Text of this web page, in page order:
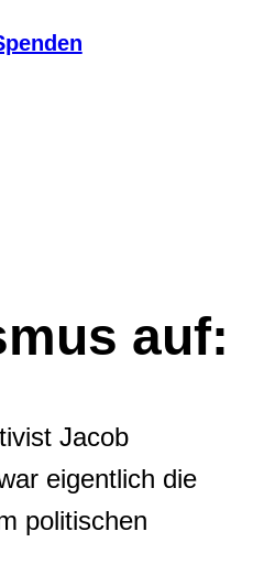
auf:
Jacob
eigentlich die
politischen